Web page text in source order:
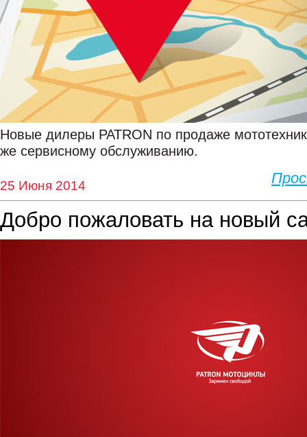
Новые дилеры PATRON по продаже
же сервисному обслуживанию.
25 Июня 2014
Добро пожаловать на новый